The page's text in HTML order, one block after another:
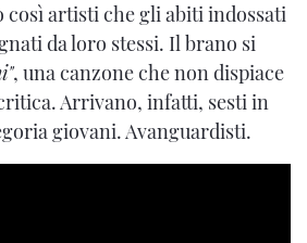
così artisti che gli abiti indossati
da loro stessi. Il brano si
, una canzone che non dispiace
Arrivano, infatti, sesti in
giovani. Avanguardisti.